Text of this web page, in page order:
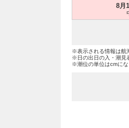
8月
※表示される情報は航
※日の出日の入・潮見
※潮位の単位はcmにな